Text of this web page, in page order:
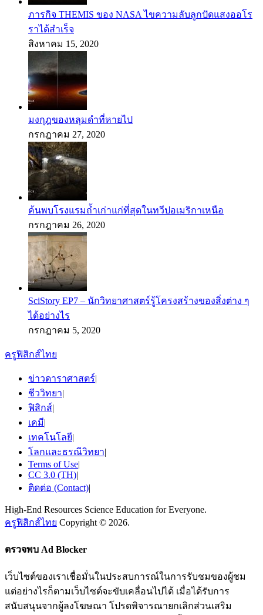
ภารกิจ THEMIS ของ NASA ไขความลับลูกปัดแสงออโร
ราได้สำเร็จ
สิงหาคม 15, 2020
มงกุฎของหลุมดำที่หายไป
กรกฎาคม 27, 2020
ค้นพบโรงแรมถ้ำเก่าแก่ที่สุดในทวีปอเมริกาเหนือ
กรกฎาคม 26, 2020
SciStory EP7 – นักวิทยาศาสตร์รู้โครงสร้างของสิ่งต่าง ๆ
ได้อย่างไร
กรกฎาคม 5, 2020
ครูฟิสิกส์ไทย
ข่าวดาราศาสตร์|
ชีววิทยา|
ฟิสิกส์|
เคมี|
เทคโนโลยี|
โลกและธรณีวิทยา|
Terms of Use|
CC 3.0 (TH)|
ติดต่อ (Contact)|
High-End Resources Science Education for Everyone.
ครูฟิสิกส์ไทย Copyright © 2026.
ตรวจพบ Ad Blocker
เว็บไซต์ของเราเชื่อมั่นในประสบการณ์ในการรับชมของผู้ชม
แต่อย่างไรก็ตามเว็บไซต์จะขับเคลื่อนไปได้ เมื่อได้รับการ
สนับสนุนจากผู้ลงโฆษณา โปรดพิจารณายกเลิกส่วนเสริม